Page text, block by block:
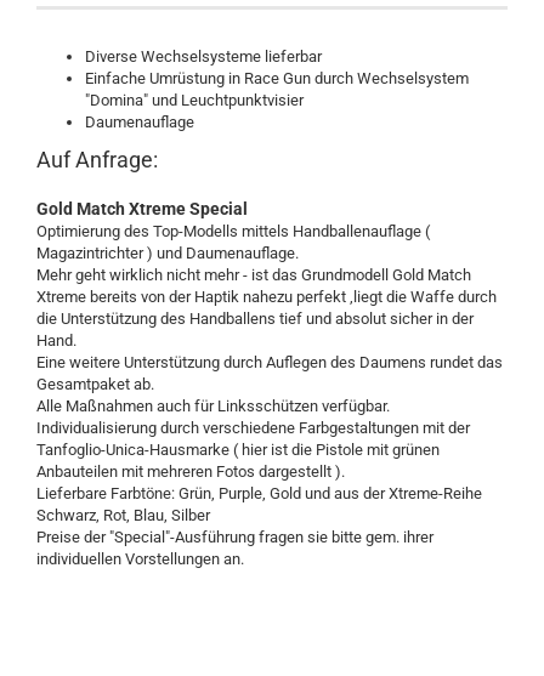
Diverse Wechselsysteme lieferbar
Einfache Umrüstung in Race Gun durch Wechselsystem
"Domina" und Leuchtpunktvisier
Daumenauflage
Auf Anfrage:
Gold Match Xtreme Special
Optimierung des Top-Modells mittels Handballenauflage (
Magazintrichter ) und Daumenauflage.
Mehr geht wirklich nicht mehr - ist das Grundmodell Gold Match
Xtreme bereits von der Haptik nahezu perfekt ,liegt die Waffe durch
die Unterstützung des Handballens tief und absolut sicher in der
Hand.
Eine weitere Unterstützung durch Auflegen des Daumens rundet das
Gesamtpaket ab.
Alle Maßnahmen auch für Linksschützen verfügbar.
Individualisierung durch verschiedene Farbgestaltungen mit der
Tanfoglio-Unica-Hausmarke ( hier ist die Pistole mit grünen
Anbauteilen mit mehreren Fotos dargestellt ).
Lieferbare Farbtöne: Grün, Purple, Gold und aus der Xtreme-Reihe
Schwarz, Rot, Blau, Silber
Preise der "Special"-Ausführung fragen sie bitte gem. ihrer
individuellen Vorstellungen an.